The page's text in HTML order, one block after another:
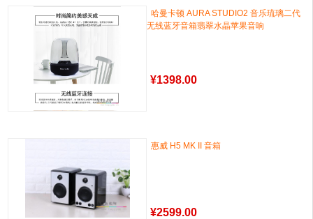
哈曼卡顿 AURA STUDIO2 音乐琉璃二代
无线蓝牙音箱翡翠水晶苹果音响
¥1398.00
惠威 H5 MK II 音箱
¥2599.00